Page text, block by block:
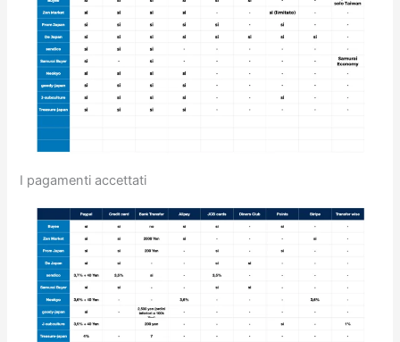
I pagamenti accettati